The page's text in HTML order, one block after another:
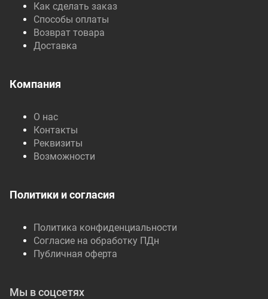
Как сделать заказ
Способы оплаты
Возврат товара
Доставка
Компания
О нас
Контакты
Реквизиты
Возможности
Политики и согласия
Политика конфиденциальности
Согласие на обработку ПДн
Публичная оферта
Мы в соцсетях